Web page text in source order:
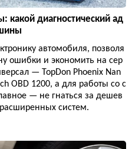
какой диагностический ад
автомобиля, позволя
ошибки и экономить на сер
— TopDon Phoenix Nan
OBD 1200, а для работы со с
— не гнаться за дешев
систем.